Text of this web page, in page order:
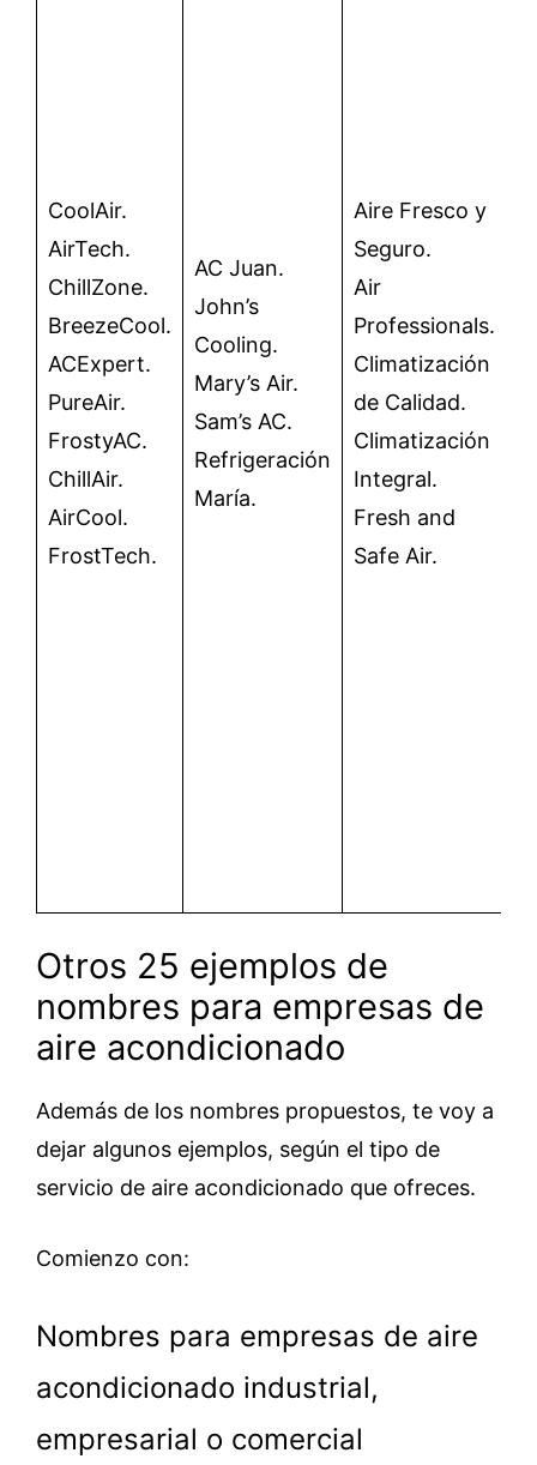
CoolAir.
AirTech.
ChillZone.
BreezeCool.
ACExpert.
PureAir.
FrostyAC.
ChillAir.
AirCool.
FrostTech.
AC Juan.
John’s
Cooling.
Mary’s Air.
Sam’s AC.
Refrigeración
María.
Aire Fresco y
Seguro.
Air
Professionals.
Climatización
de Calidad.
Climatización
Integral.
Fresh and
Safe Air.
Otros 25 ejemplos de
nombres para empresas de
aire acondicionado
Además de los nombres propuestos, te voy a
dejar algunos ejemplos, según el tipo de
servicio de aire acondicionado que ofreces.
Comienzo con:
Nombres para empresas de aire
acondicionado industrial,
empresarial o comercial